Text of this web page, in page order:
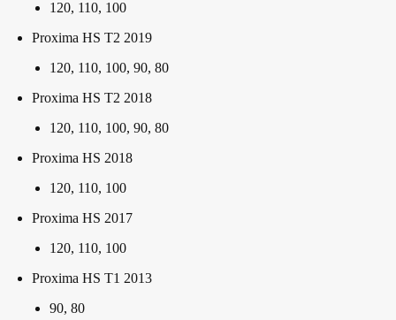
120, 110, 100
Proxima HS T2 2019
120, 110, 100, 90, 80
Proxima HS T2 2018
120, 110, 100, 90, 80
Proxima HS 2018
120, 110, 100
Proxima HS 2017
120, 110, 100
Proxima HS T1 2013
90, 80